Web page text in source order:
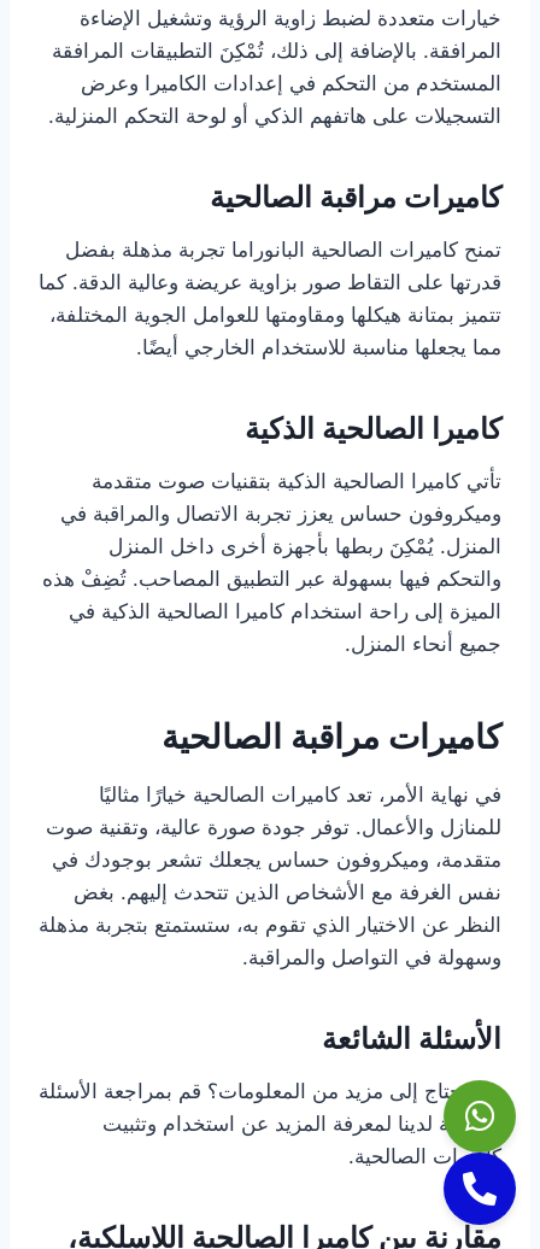
خيارات متعددة لضبط زاوية الرؤية وتشغيل الإضاءة
المرافقة. بالإضافة إلى ذلك، تُمْكِنَ التطبيقات المرافقة
المستخدم من التحكم في إعدادات الكاميرا وعرض
التسجيلات على هاتفهم الذكي أو لوحة التحكم المنزلية.
كاميرات مراقبة الصالحية
تمنح كاميرات الصالحية البانوراما تجربة مذهلة بفضل
قدرتها على التقاط صور بزاوية عريضة وعالية الدقة. كما
تتميز بمتانة هيكلها ومقاومتها للعوامل الجوية المختلفة،
مما يجعلها مناسبة للاستخدام الخارجي أيضًا.
كاميرا الصالحية الذكية
تأتي كاميرا الصالحية الذكية بتقنيات صوت متقدمة
وميكروفون حساس يعزز تجربة الاتصال والمراقبة في
المنزل. يُمْكِنَ ربطها بأجهزة أخرى داخل المنزل
والتحكم فيها بسهولة عبر التطبيق المصاحب. تُضِفْ هذه
الميزة إلى راحة استخدام كاميرا الصالحية الذكية في
جميع أنحاء المنزل.
كاميرات مراقبة الصالحية
في نهاية الأمر، تعد كاميرات الصالحية خيارًا مثاليًا
للمنازل والأعمال. توفر جودة صورة عالية، وتقنية صوت
متقدمة، وميكروفون حساس يجعلك تشعر بوجودك في
نفس الغرفة مع الأشخاص الذين تتحدث إليهم. بغض
النظر عن الاختيار الذي تقوم به، ستستمتع بتجربة مذهلة
وسهولة في التواصل والمراقبة.
الأسئلة الشائعة
هل تحتاج إلى مزيد من المعلومات؟ قم بمراجعة الأسئلة
الشائعة لدينا لمعرفة المزيد عن استخدام وتثبيت
كاميرات الصالحية.
مقارنة بين كاميرا الصالحية اللاسلكية،